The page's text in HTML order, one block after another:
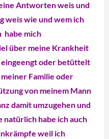
Antworten weis und
weis wie und wem ich
habe mich
über meine Krankheit
eingeengt oder betüttelt
Familie oder
von meinem Mann
damit umzugehen und
natürlich habe ich auch
weil ich